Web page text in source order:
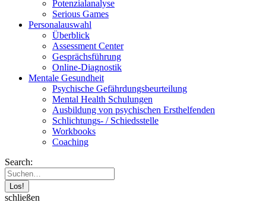
Potenzialanalyse
Serious Games
Personalauswahl
Überblick
Assessment Center
Gesprächsführung
Online-Diagnostik
Mentale Gesundheit
Psychische Gefährdungs­beurteilung
Mental Health Schulungen
Ausbildung von psychischen Ersthelfenden
Schlichtungs- / Schiedsstelle
Workbooks
Coaching
Search:
schließen